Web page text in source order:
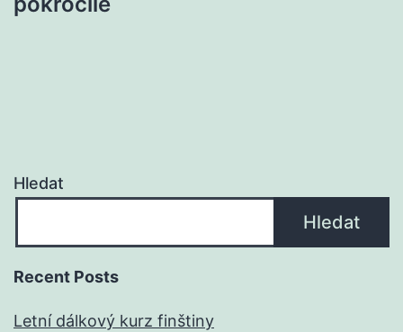
Hledat
Hledat
Recent Posts
Letní dálkový kurz finštiny